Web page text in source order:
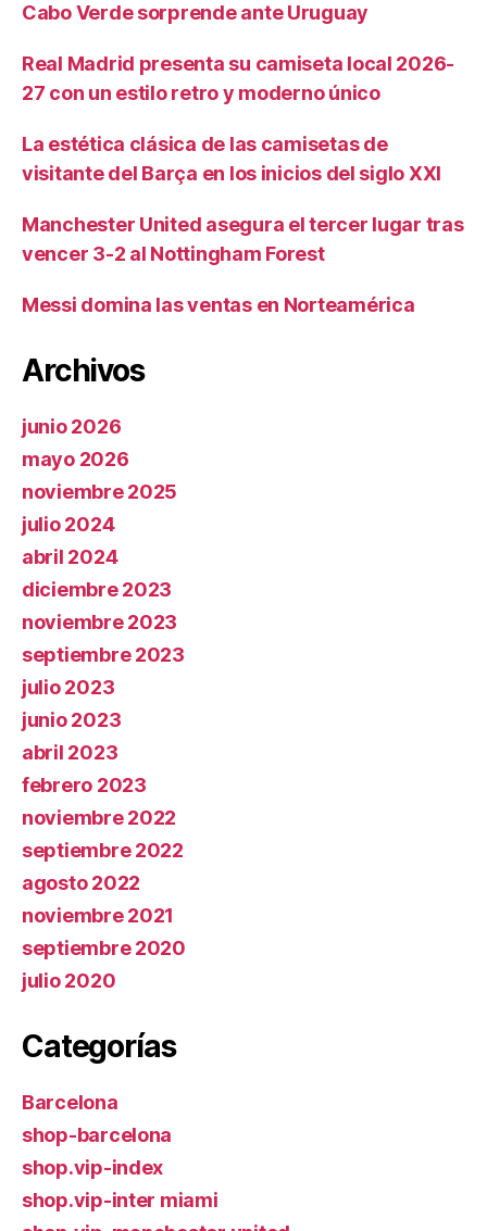
Cabo Verde sorprende ante Uruguay
Real Madrid presenta su camiseta local 2026-
27 con un estilo retro y moderno único
La estética clásica de las camisetas de
visitante del Barça en los inicios del siglo XXI
Manchester United asegura el tercer lugar tras
vencer 3-2 al Nottingham Forest
Messi domina las ventas en Norteamérica
Archivos
junio 2026
mayo 2026
noviembre 2025
julio 2024
abril 2024
diciembre 2023
noviembre 2023
septiembre 2023
julio 2023
junio 2023
abril 2023
febrero 2023
noviembre 2022
septiembre 2022
agosto 2022
noviembre 2021
septiembre 2020
julio 2020
Categorías
Barcelona
shop-barcelona
shop.vip-index
shop.vip-inter miami